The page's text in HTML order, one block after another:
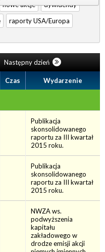
nowe akcje
dywidendy
raporty USA/Europa
Następny dzień
Czas Wydarzenie
Publikacja
skonsolidowanego
raportu za III kwartał
2015 roku.
Publikacja
skonsolidowanego
raportu za III kwartał
2015 roku.
NWZA ws.
podwyższenia
kapitału
zakładowego w
drodze emisji akcji